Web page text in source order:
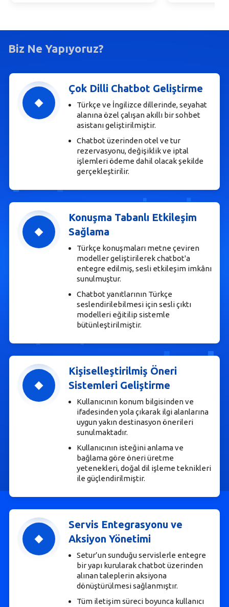
Biz Ne Yapıyoruz?
Çok Dilli Chatbot Geliştirme
Türkçe ve İngilizce dillerinde, seyahat
alanına özel çalışan akıllı bir sohbet
asistanı geliştirilmiştir.
Chatbot üzerinden otel ve tur
rezervasyonu, değişiklik ve iptal
işlemleri ödeme dahil olacak şekilde
gerçekleştirilir.
Konuşma Tabanlı Etkileşim
Sağlama
Türkçe konuşmaları metne çeviren
modeller geliştirilerek chatbot'a
entegre edilmiş, sesli etkileşim imkânı
sunulmuştur.
Chatbot yanıtlarının Türkçe
seslendirilebilmesi için sesli çıktı
modelleri eğitilip sistemle
bütünleştirilmiştir.
Kişiselleştirilmiş Öneri
Sistemleri Geliştirme
Kullanıcının konum bilgisinden ve
ifadesinden yola çıkarak ilgi alanlarına
uygun yakın destinasyon önerileri
sunulmaktadır.
Kullanıcının isteğini anlama ve
bağlama göre öneri üretme
yetenekleri, doğal dil işleme teknikleri
ile güçlendirilmiştir.
Servis Entegrasyonu ve
Aksiyon Yönetimi
Setur’un sunduğu servislerle entegre
bir yapı kurularak chatbot üzerinden
alınan taleplerin aksiyona
dönüştürülmesi sağlanmıştır.
Tüm iletişim süreci boyunca kullanıcı